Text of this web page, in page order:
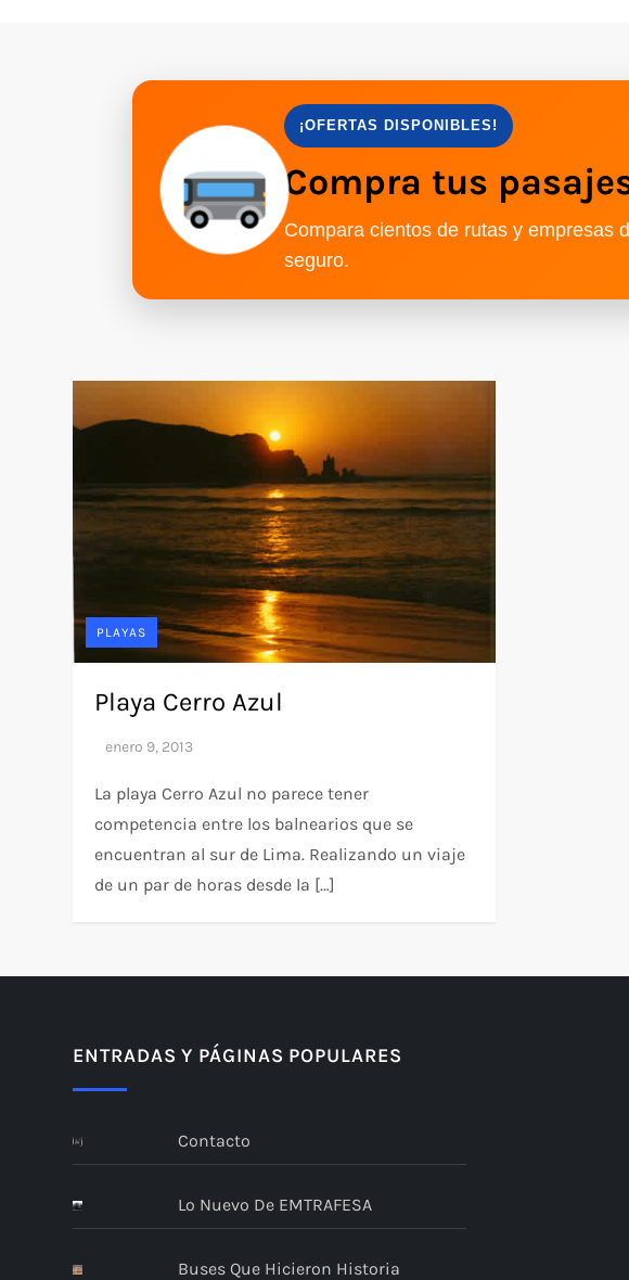
¡OFERTAS DISPONIBLES!
Compra tus
Compara cientos de rutas y empresas
seguro.
PLAYAS
Playa Cerro Azul
La playa Cerro Azul no parece tener
competencia entre los balnearios que se
encuentran al sur de Lima. Realizando un viaje
de un par de horas desde la […]
ENTRADAS Y PÁGINAS POPULARES
Contacto
Lo Nuevo De EMTRAFESA
Buses Que Hicieron Historia